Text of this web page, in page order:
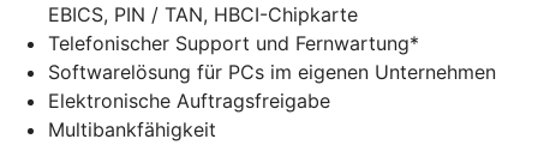
EBICS, PIN / TAN, HBCI-Chipkarte
Telefonischer Support und Fernwartung*
Softwarelösung für PCs im eigenen Unternehmen
Elektronische Auftragsfreigabe
Multibankfähigkeit